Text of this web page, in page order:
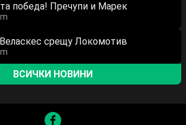
победа! Пречупи и Марек
срещу Локомотив
ВСИЧКИ НОВИНИ